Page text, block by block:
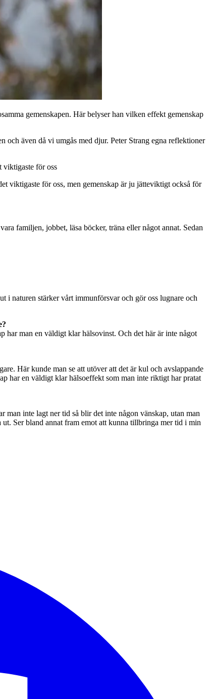
gemenskapen. Här belyser han vilken effekt gemenskap
och även då vi umgås med djur. Peter Strang egna reflektioner
viktigaste för oss
viktigaste för oss, men gemenskap är ju jätteviktigt också för
familjen, jobbet, läsa böcker, träna eller något annat. Sedan
i naturen stärker vårt immunförsvar och gör oss lugnare och
har man en väldigt klar hälsovinst. Och det här är inte något
Här kunde man se att utöver att det är kul och avslappande
har en väldigt klar hälsoeffekt som man inte riktigt har pratat
man inte lagt ner tid så blir det inte någon vänskap, utan man
Ser bland annat fram emot att kunna tillbringa mer tid i min